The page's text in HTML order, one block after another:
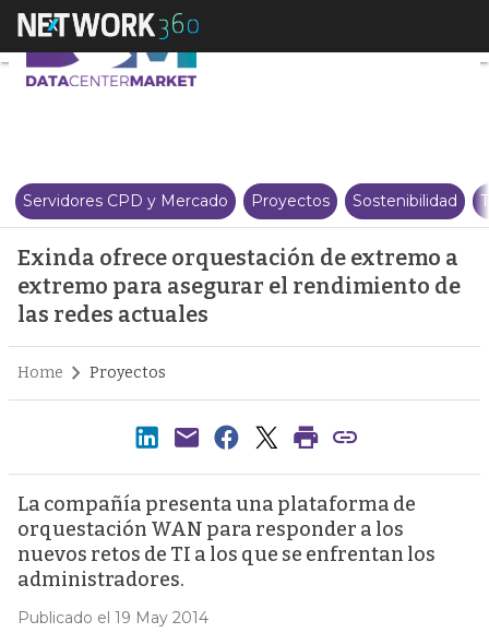
Exinda ofrece orquestación de
Servidores CPD y Mercado Proyectos Sostenibilidad
Exinda ofrece orquestación de extremo a
extremo para asegurar el rendimiento de
las redes actuales
Home Proyectos
La compañía presenta una plataforma de
orquestación WAN para responder a los
nuevos retos de TI a los que se enfrentan los
administradores.
Publicado el 19 May 2014